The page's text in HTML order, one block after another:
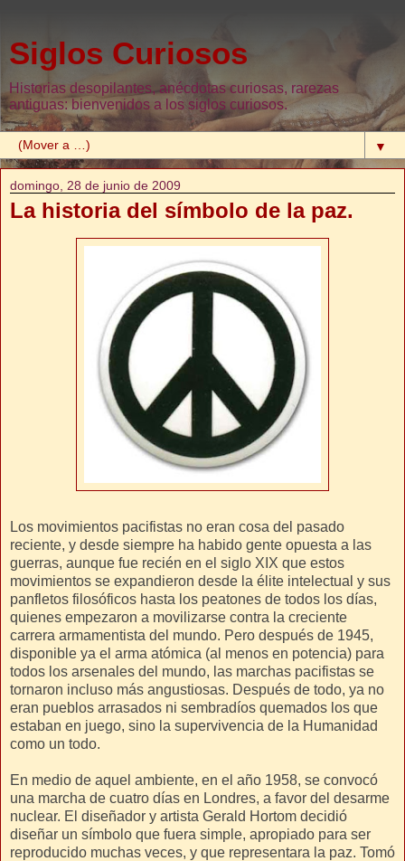
Siglos Curiosos
Historias desopilantes, anécdotas curiosas, rarezas
antiguas: bienvenidos a los siglos curiosos.
▼
domingo, 28 de junio de 2009
La historia del símbolo de la paz.
Los movimientos pacifistas no eran cosa del pasado
reciente, y desde siempre ha habido gente opuesta a las
guerras, aunque fue recién en el siglo XIX que estos
movimientos se expandieron desde la élite intelectual y sus
panfletos filosóficos hasta los peatones de todos los días,
quienes empezaron a movilizarse contra la creciente
carrera armamentista del mundo. Pero después de 1945,
disponible ya el arma atómica (al menos en potencia) para
todos los arsenales del mundo, las marchas pacifistas se
tornaron incluso más angustiosas. Después de todo, ya no
eran pueblos arrasados ni sembradíos quemados los que
estaban en juego, sino la supervivencia de la Humanidad
como un todo.
En medio de aquel ambiente, en el año 1958, se convocó
una marcha de cuatro días en Londres, a favor del desarme
nuclear. El diseñador y artista Gerald Hortom decidió
diseñar un símbolo que fuera simple, apropiado para ser
reproducido muchas veces, y que representara la paz. Tomó